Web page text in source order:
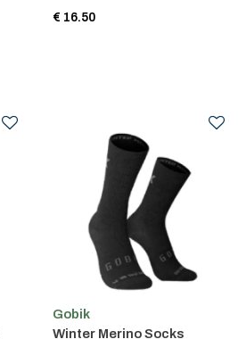
€ 16.50
Gobik
Winter Merino Socks